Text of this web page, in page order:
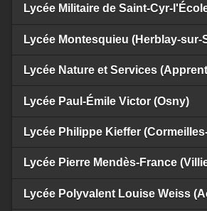
Lycée Montesquieu (Herblay-sur-
Lycée Paul-Émile Victor (Osny)
Lycée Philippe Kieffer
Lycée Pierre Mendès-France
Lycée Polyvalent Louise Weiss